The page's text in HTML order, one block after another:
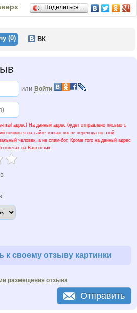
была удостоена ряда престижных
компания»,
в конкурсе «Золотые Сети 2008»
Поделиться…
(0) ВК
или Войти
mail адрес! На данный адрес будет отправлено письмо с
появится на сайте только после перехода по этой
человек, а не спам-бот. Кроме того на данный адрес
ответах на Ваш отзыв.
к своему отзыву картинки
размещения отзыва
Отправить